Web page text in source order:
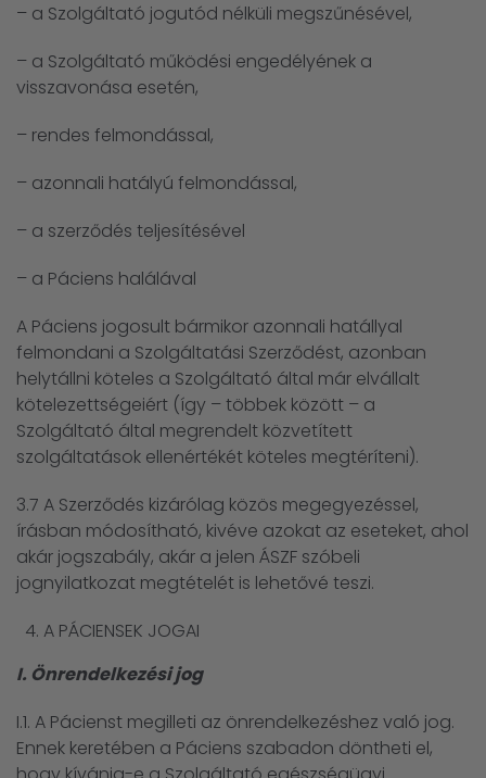
– a Szolgáltató jogutód nélküli megszűnésével,
– a Szolgáltató működési engedélyének a
visszavonása esetén,
– rendes felmondással,
– azonnali hatályú felmondással,
– a szerződés teljesítésével
– a Páciens halálával
A Páciens jogosult bármikor azonnali hatállyal
felmondani a Szolgáltatási Szerződést, azonban
helytállni köteles a Szolgáltató által már elvállalt
kötelezettségeiért (így – többek között – a
Szolgáltató által megrendelt közvetített
szolgáltatások ellenértékét köteles megtéríteni).
3.7 A Szerződés kizárólag közös megegyezéssel,
írásban módosítható, kivéve azokat az eseteket, ahol
akár jogszabály, akár a jelen ÁSZF szóbeli
jognyilatkozat megtételét is lehetővé teszi.
A PÁCIENSEK JOGAI
I. Önrendelkezési jog
I.1. A Pácienst megilleti az önrendelkezéshez való jog.
Ennek keretében a Páciens szabadon döntheti el,